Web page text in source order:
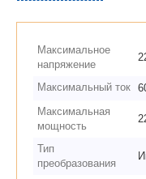
Максимальное
напряжение
Максимальный ток
Максимальная
мощность
Тип
преобразования